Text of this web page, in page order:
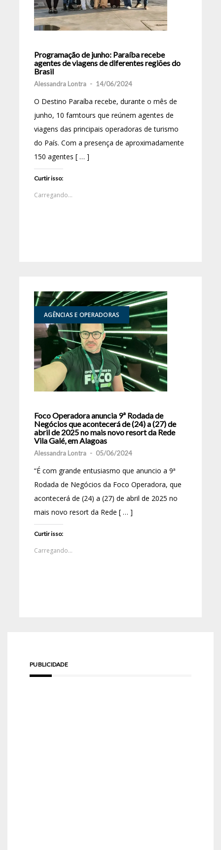
Programação de junho: Paraíba recebe
agentes de viagens de diferentes regiões do
Brasil
Alessandra Lontra - 14/06/2024
O Destino Paraíba recebe, durante o mês de
junho, 10 famtours que reúnem agentes de
viagens das principais operadoras de turismo
do País. Com a presença de aproximadamente
150 agentes [ … ]
Curtir isso:
Carregando...
AGÊNCIAS E OPERADORAS
Foco Operadora anuncia 9ª Rodada de
Negócios que acontecerá de (24) a (27) de
abril de 2025 no mais novo resort da Rede
Vila Galé, em Alagoas
Alessandra Lontra - 05/06/2024
“É com grande entusiasmo que anuncio a 9ª
Rodada de Negócios da Foco Operadora, que
acontecerá de (24) a (27) de abril de 2025 no
mais novo resort da Rede [ … ]
Curtir isso:
Carregando...
PUBLICIDADE